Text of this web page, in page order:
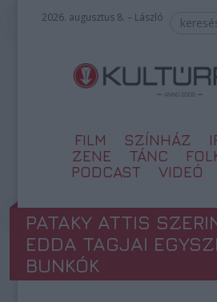
2026. augusztus 8. – László
FILM SZÍNHÁZ
ZENE
TÁNC
PODCAST
VIDEÓ
PATAKY ATTIS
EDDA TAGJAI
BUNKÓK